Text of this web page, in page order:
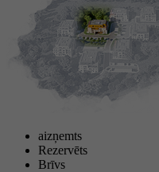
aizņemts
Rezervēts
Brīvs